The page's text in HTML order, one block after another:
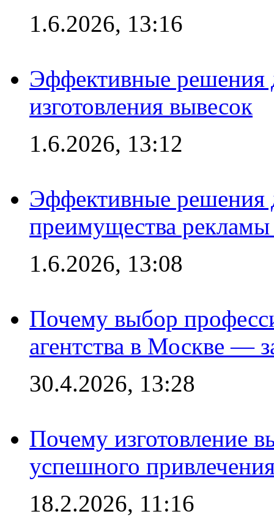
1.6.2026, 13:16
Эффективные решения
изготовления вывесок
1.6.2026, 13:12
Эффективные решения
преимущества рекламы
1.6.2026, 13:08
Почему выбор
агентства в Москве —
30.4.2026, 13:28
Почему изготовление
успешного
18.2.2026, 11:16